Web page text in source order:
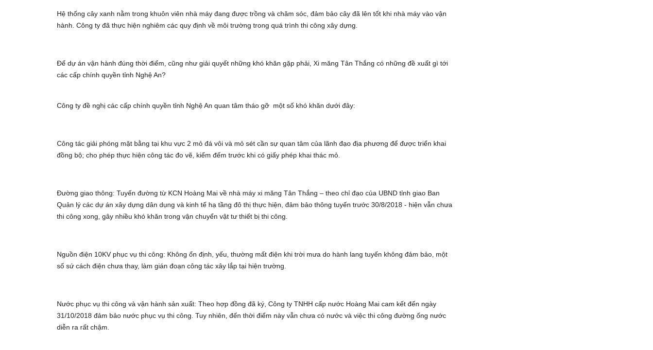
Hệ thống cây xanh nằm trong khuôn viên nhà máy đang được trồng và chăm sóc, đảm bảo cây đã lên tốt khi nhà máy vào vận
hành. Công ty đã thực hiện nghiêm các quy định về môi trường trong quá trình thi công xây dựng.
Để dự án vận hành đúng thời điểm, cũng như giải quyết những khó khăn gặp phải, Xi măng Tân Thắng có những đề xuất gì tới
các cấp chính quyền tỉnh Nghệ An?
Công ty đề nghị các cấp chính quyền tỉnh Nghệ An quan tâm tháo gỡ một số khó khăn dưới đây:
Công tác giải phóng mặt bằng tại khu vực 2 mỏ đá vôi và mỏ sét cần sự quan tâm của lãnh đạo địa phương để được triển khai
đồng bộ; cho phép thực hiện công tác đo vẽ, kiểm đếm trước khi có giấy phép khai thác mỏ.
Đường giao thông: Tuyến đường từ KCN Hoàng Mai về nhà máy xi măng Tân Thắng – theo chỉ đạo của UBND tỉnh giao Ban
Quản lý các dự án xây dựng dân dụng và kinh tế hạ tầng đô thị thực hiện, đảm bảo thông tuyến trước 30/8/2018 - hiện vẫn chưa
thi công xong, gây nhiều khó khăn trong vận chuyển vật tư thiết bị thi công.
Nguồn điện 10KV phục vụ thi công: Không ổn định, yếu, thường mất điện khi trời mưa do hành lang tuyến không đảm bảo, một
số sứ cách điện chưa thay, làm gián đoạn công tác xây lắp tại hiện trường.
Nước phục vụ thi công và vận hành sản xuất: Theo hợp đồng đã ký, Công ty TNHH cấp nước Hoàng Mai cam kết đến ngày
31/10/2018 đảm bảo nước phục vụ thi công. Tuy nhiên, đến thời điểm này vẫn chưa có nước và việc thi công đường ống nước
diễn ra rất chậm.